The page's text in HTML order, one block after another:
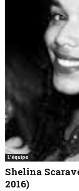
L'équipe
Shelina
2016)